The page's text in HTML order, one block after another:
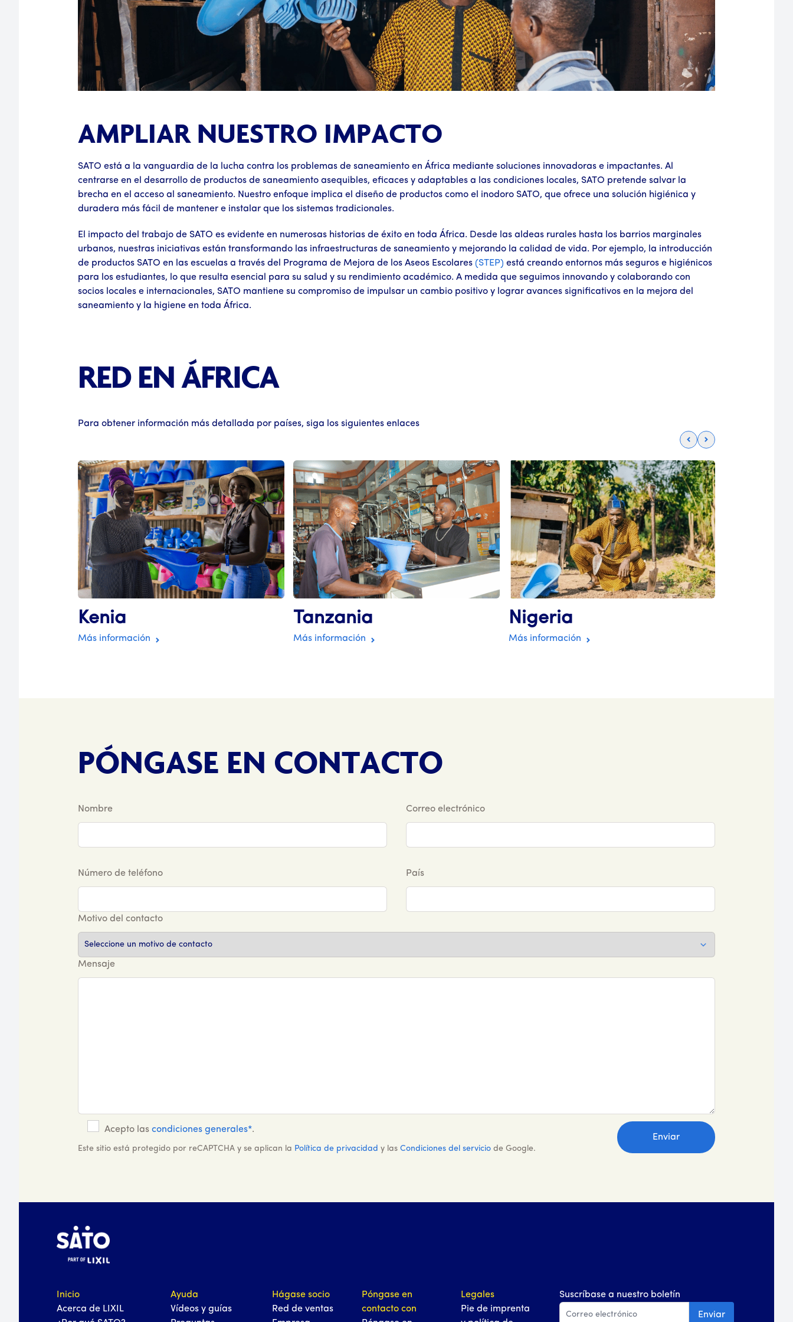
AMPLIAR NUESTRO IMPACTO
SATO está a la vanguardia de la lucha contra los problemas de saneamiento en África mediante soluciones innovadoras e impactantes. Al
centrarse en el desarrollo de productos de saneamiento asequibles, eficaces y adaptables a las condiciones locales, SATO pretende salvar la
brecha en el acceso al saneamiento. Nuestro enfoque implica el diseño de productos como el inodoro SATO, que ofrece una solución higiénica y
duradera más fácil de mantener e instalar que los sistemas tradicionales.
El impacto del trabajo de SATO es evidente en numerosas historias de éxito en toda África. Desde las aldeas rurales hasta los barrios marginales
urbanos, nuestras iniciativas están transformando las infraestructuras de saneamiento y mejorando la calidad de vida. Por ejemplo, la introducción
de productos SATO en las escuelas a través del Programa de Mejora de los Aseos Escolares (STEP) está creando entornos más seguros e higiénicos
para los estudiantes, lo que resulta esencial para su salud y su rendimiento académico. A medida que seguimos innovando y colaborando con
socios locales e internacionales, SATO mantiene su compromiso de impulsar un cambio positivo y lograr avances significativos en la mejora del
saneamiento y la higiene en toda África.
RED EN ÁFRICA
Para obtener información más detallada por países, siga los siguientes enlaces
Kenia
Más información
Tanzania
Más información
Nigeria
Más información
PÓNGASE EN CONTACTO
Nombre Correo electrónico
Número de teléfono País
Motivo del contacto
Mensaje
Acepto las condiciones generales*.
Este sitio está protegido por reCAPTCHA y se aplican la Política de privacidad y las Condiciones del servicio de Google.
Inicio
Acerca de LIXIL
Ayuda
Vídeos y guías
Hágase socio
Red de ventas
Póngase en
contacto con
Legales
Pie de imprenta
Suscríbase a nuestro boletín
Enviar